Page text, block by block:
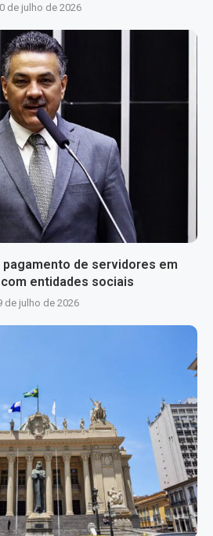
de julho de 2026
de servidores em
entidades sociais
de julho de 2026